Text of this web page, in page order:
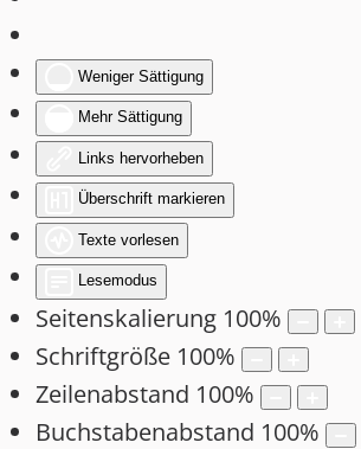
Weniger Sättigung
Mehr Sättigung
Links hervorheben
Überschrift markieren
Texte vorlesen
Lesemodus
Seitenskalierung 100%
Schriftgröße 100%
Zeilenabstand 100%
Buchstabenabstand 100%